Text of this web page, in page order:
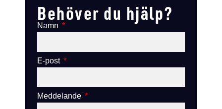
Behöver du hjälp?
Namn
E-post
Meddelande